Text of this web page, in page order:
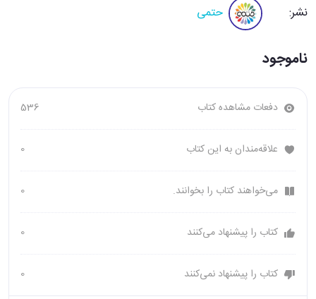
نشر: حتمی
ناموجود
دفعات مشاهده کتاب 536
علاقه‌مندان به این کتاب 0
می‌خواهند کتاب را بخوانند. 0
کتاب را پیشنهاد می‌کنند 0
کتاب را پیشنهاد نمی‌کنند 0